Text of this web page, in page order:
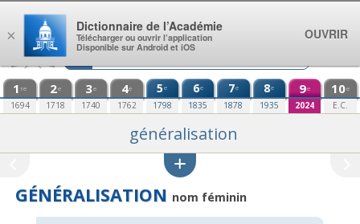
Aller au contenu
1 re
1694
2e
1718
3e
1740
4e
1762
5e
1798
6e
1835
7e
1878
8e
1935
9e
2024
10e
E.C.
généralisation
GÉNÉRALISATION nom féminin
×
Dictionnaire de l’Académie
Télécharger ou ouvrir l’application
Disponible sur Android et iOS
OUVRIR